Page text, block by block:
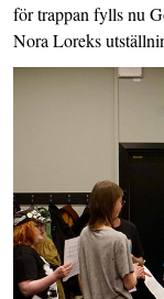
för trappan fylls nu
Nora Loreks